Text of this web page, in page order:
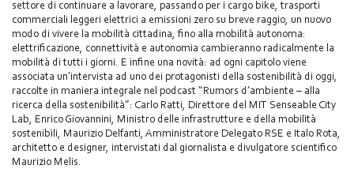
settore di continuare a lavorare, passando per i cargo bike, trasporti
commerciali leggeri elettrici a emissioni zero su breve raggio, un nuovo
modo di vivere la mobilità cittadina, fino alla mobilità autonoma:
elettrificazione, connettività e autonomia cambieranno radicalmente la
mobilità di tutti i giorni. E infine una novità: ad ogni capitolo viene
associata un’intervista ad uno dei protagonisti della sostenibilità di oggi,
raccolte in maniera integrale nel podcast “Rumors d’ambiente – alla
ricerca della sostenibilità”: Carlo Ratti, Direttore del MIT Senseable City
Lab, Enrico Giovannini, Ministro delle infrastrutture e della mobilità
sostenibili, Maurizio Delfanti, Amministratore Delegato RSE e Italo Rota,
architetto e designer, intervistati dal giornalista e divulgatore scientifico
Maurizio Melis.